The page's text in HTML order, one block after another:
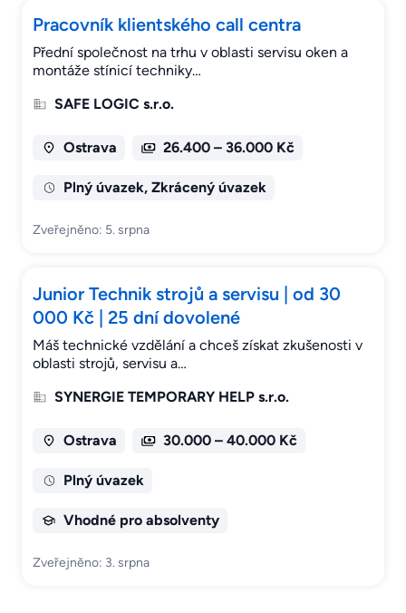
Pracovník klientského call centra
Přední společnost na trhu v oblasti servisu oken a
montáže stínicí techniky…
SAFE LOGIC s.r.o.
Ostrava 26.400 – 36.000 Kč
Plný úvazek, Zkrácený úvazek
Zveřejněno: 5. srpna
Junior Technik strojů a servisu | od 30
000 Kč | 25 dní dovolené
Máš technické vzdělání a chceš získat zkušenosti v
oblasti strojů, servisu a…
SYNERGIE TEMPORARY HELP s.r.o.
Ostrava 30.000 – 40.000 Kč
Plný úvazek
Vhodné pro absolventy
Zveřejněno: 3. srpna